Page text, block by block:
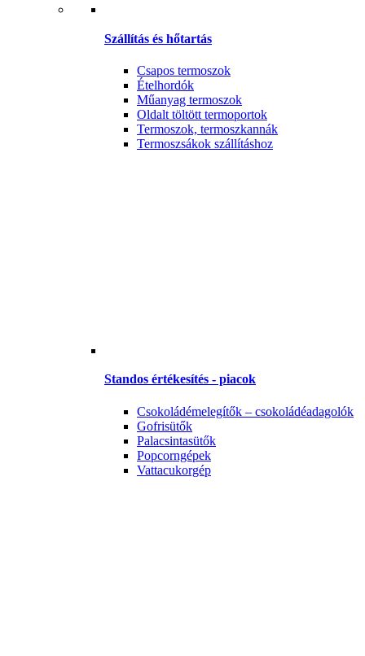
Szállítás és hőtartás
Csapos termoszok
Ételhordók
Műanyag termoszok
Oldalt töltött termoportok
Termoszok, termoszkannák
Termoszsákok szállításhoz
Standos értékesítés - piacok
Csokoládémelegítők – csokoládéadagolók
Gofrisütők
Palacsintasütők
Popcorngépek
Vattacukorgép